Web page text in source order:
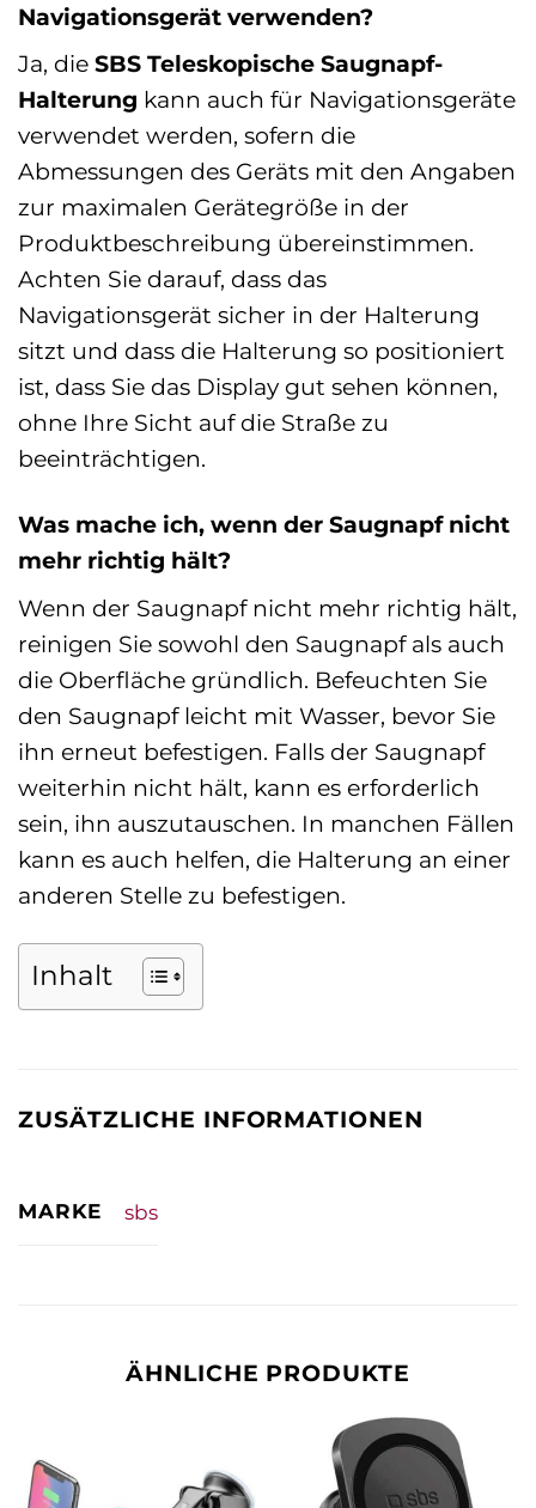
Navigationsgerät verwenden?
Ja, die SBS Teleskopische Saugnapf-
Halterung kann auch für Navigationsgeräte
verwendet werden, sofern die
Abmessungen des Geräts mit den Angaben
zur maximalen Gerätegröße in der
Produktbeschreibung übereinstimmen.
Achten Sie darauf, dass das
Navigationsgerät sicher in der Halterung
sitzt und dass die Halterung so positioniert
ist, dass Sie das Display gut sehen können,
ohne Ihre Sicht auf die Straße zu
beeinträchtigen.
Was mache ich, wenn der Saugnapf nicht
mehr richtig hält?
Wenn der Saugnapf nicht mehr richtig hält,
reinigen Sie sowohl den Saugnapf als auch
die Oberfläche gründlich. Befeuchten Sie
den Saugnapf leicht mit Wasser, bevor Sie
ihn erneut befestigen. Falls der Saugnapf
weiterhin nicht hält, kann es erforderlich
sein, ihn auszutauschen. In manchen Fällen
kann es auch helfen, die Halterung an einer
anderen Stelle zu befestigen.
Inhalt
ZUSÄTZLICHE INFORMATIONEN
MARKE sbs
ÄHNLICHE PRODUKTE